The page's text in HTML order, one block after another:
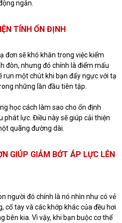
ngắn.
TÍNH ỔN ĐỊNH
đơn sẽ khó khăn trong việc kiểm
đòn, nhưng đó chính là điểm mấu
run một chút khi bạn đẩy ngực với tạ
những lần đầu tiên tập.
học cách làm sao cho ổn định
phát lực. Điều này sẽ giúp cải thiện
quãng đường dài.
GIÚP GIẢM BỚT ÁP LỰC LÊN
người đó chính là nó nhìn như có vẻ
cổ tay và các khớp khác của đều hơi
bên kia. Vì vậy, khi bạn buộc cơ thể